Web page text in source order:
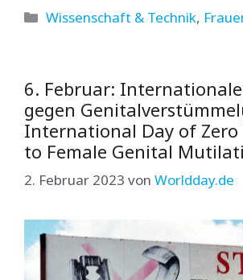
Kategorien
Wissenschaft & Technik,
6. Februar:
gegen
International Day of Zero
to Female Genital
2. Februar 2023 von Worldday.de